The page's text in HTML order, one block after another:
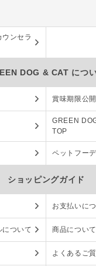
ンセラ
DOG & CAT につ
賞味期限公開
GREEN
TOP
ペットフー
ショッピングガイド
お支払いに
ついて 商品について
よくあるご